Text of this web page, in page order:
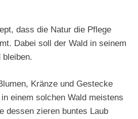
dass die Natur die Pflege
Dabei soll der Wald in seinem
bleiben.
Kränze und Gestecke
einem solchen Wald meistens
dessen zieren buntes Laub